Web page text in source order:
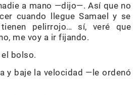
a mano —dijo—. Así que no
cuando llegue Samael y se
pelirrojo… sí, veré que
me voy a ir fijando.
bolso.
y baje la velocidad —le ordenó